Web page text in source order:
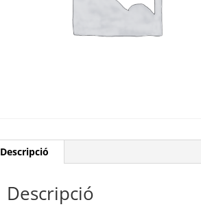
Descripció
Descripció